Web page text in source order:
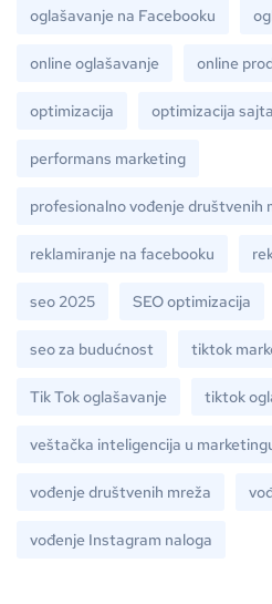
oglašavanje na Facebooku
online oglašavanje online
optimizacija optimizacija sajta
performans marketing
profesionalno vođenje društvenih
reklamiranje na facebooku
seo 2025 SEO optimizacija
seo za budućnost tiktok
Tik Tok oglašavanje tiktok
veštačka inteligencija u
vođenje društvenih mreža
vođenje Instagram naloga